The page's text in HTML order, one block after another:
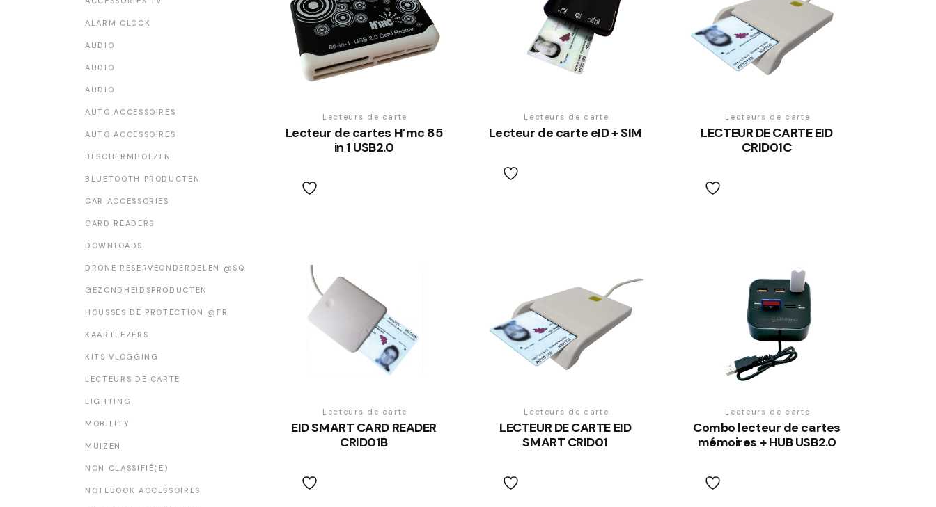
Lecteurs de carte
Lecteur de cartes H’mc 85
in 1 USB2.0
Lecteurs de carte
Lecteur de carte eID + SIM
Lecteurs de carte
LECTEUR DE CARTE EID
CRID01C
Lecteurs de carte
EID SMART CARD READER
CRID01B
Lecteurs de carte
LECTEUR DE CARTE EID
SMART CRID01
Lecteurs de carte
Combo lecteur de cartes
mémoires + HUB USB2.0
ALARM CLOCK
AUDIO
AUDIO
AUDIO
AUTO ACCESSOIRES
AUTO ACCESSOIRES
BESCHERMHOEZEN
BLUETOOTH PRODUCTEN
CAR ACCESSORIES
CARD READERS
DOWNLOADS
DRONE RESERVEONDERDELEN @SQ
GEZONDHEIDSPRODUCTEN
HOUSSES DE PROTECTION @FR
KAARTLEZERS
KITS VLOGGING
LECTEURS DE CARTE
LIGHTING
MOBILITY
MUIZEN
NON CLASSIFIÉ(E)
NOTEBOOK ACCESSOIRES